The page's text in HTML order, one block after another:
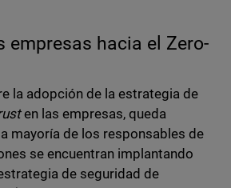
empresas hacia el Zero-
la adopción de la estrategia de
en las empresas, queda
mayoría de los responsables de
se encuentran implantando
de seguridad de